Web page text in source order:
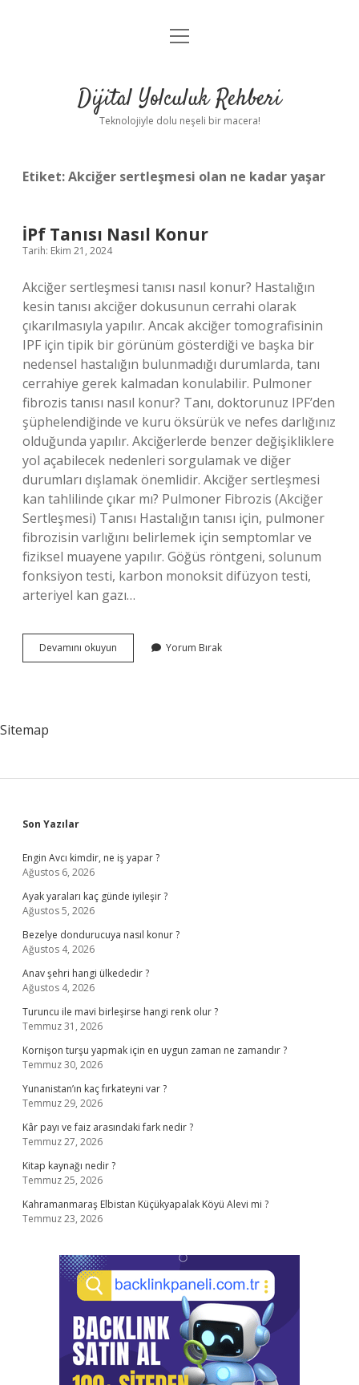
Anasayfa
Yasal Uyarı
menüyü
Dijital Yolculuk Rehberi
Teknolojiyle dolu neşeli bir macera!
Etiket:Akciğer sertleşmesi olan ne kadar yaşar
İPf Tanısı Nasıl Konur
Tarih: Ekim 21, 2024
Akciğer sertleşmesi tanısı nasıl konur? Hastalığın
kesin tanısı akciğer dokusunun cerrahi olarak
çıkarılmasıyla yapılır. Ancak akciğer tomografisinin
IPF için tipik bir görünüm gösterdiği ve başka bir
nedensel hastalığın bulunmadığı durumlarda, tanı
cerrahiye gerek kalmadan konulabilir. Pulmoner
fibrozis tanısı nasıl konur? Tanı, doktorunuz IPF’den
şüphelendiğinde ve kuru öksürük ve nefes darlığınız
olduğunda yapılır. Akciğerlerde benzer değişikliklere
yol açabilecek nedenleri sorgulamak ve diğer
durumları dışlamak önemlidir. Akciğer sertleşmesi
kan tahlilinde çıkar mı? Pulmoner Fibrozis (Akciğer
Sertleşmesi) Tanısı Hastalığın tanısı için, pulmoner
fibrozisin varlığını belirlemek için semptomlar ve
fiziksel muayene yapılır. Göğüs röntgeni, solunum
fonksiyon testi, karbon monoksit difüzyon testi,
arteriyel kan gazı…
Devamını okuyun
Tanısı
Yorum Bırak
Sitemap
Sidebar
Son Yazılar
Engin Avcı kimdir, ne iş yapar ?
Ağustos 6, 2026
Ayak yaraları kaç günde iyileşir ?
Ağustos 5, 2026
Bezelye dondurucuya nasıl konur ?
Ağustos 4, 2026
Anav şehri hangi ülkededir ?
Ağustos 4, 2026
Turuncu ile mavi birleşirse hangi renk olur ?
Temmuz 31, 2026
Kornişon turşu yapmak için en uygun zaman ne zamandır ?
Temmuz 30, 2026
Yunanistan’ın kaç fırkateyni var ?
Temmuz 29, 2026
Kâr payı ve faiz arasındaki fark nedir ?
Temmuz 27, 2026
Kitap kaynağı nedir ?
Temmuz 25, 2026
Kahramanmaraş Elbistan Küçükyapalak Köyü Alevi mi ?
Temmuz 23, 2026